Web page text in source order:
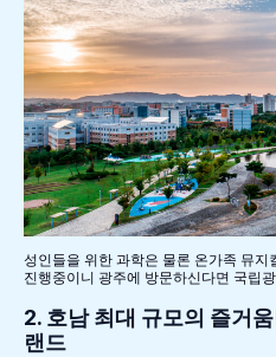
성인들을 위한 과학은 물론 온가족 뮤
진행중이니 광주에 방문하신다면 국립
2. 호남 최대 규모의 즐거
랜드